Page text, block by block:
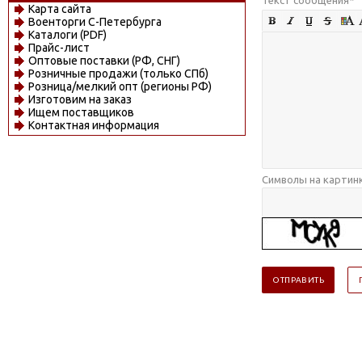
Карта сайта
Военторги С-Петербурга
Каталоги (PDF)
Прайс-лист
Оптовые поставки (РФ, СНГ)
Розничные продажи (только СПб)
Розница/мелкий опт (регионы РФ)
Изготовим на заказ
Ищем поставщиков
Контактная информация
Символы на